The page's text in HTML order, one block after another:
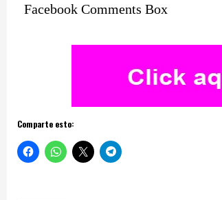
Facebook Comments Box
Comparte esto: